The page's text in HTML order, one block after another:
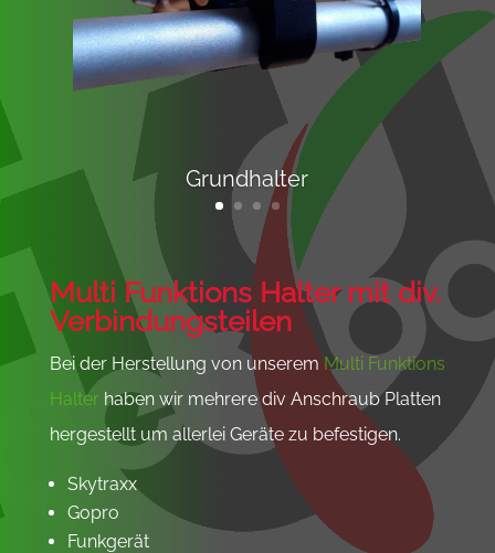
Grundhalter
Multi Funktions Halter mit div.
Verbindungsteilen
Bei der Herstellung von unseremMulti Funktions
Halter haben wir mehrere div Anschraub Platten
hergestellt um allerlei Geräte zu befestigen.
Skytraxx
Gopro
Funkgerät